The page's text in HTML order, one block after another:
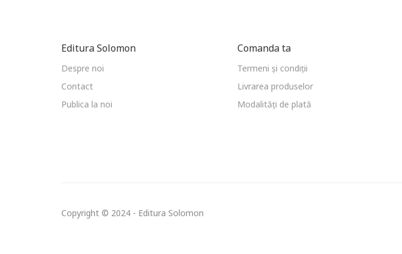
Editura Solomon
Despre noi
Contact
Publica la noi
Comanda ta
Termeni și condiții
Livrarea produselor
Modalități de plată
Copyright © 2024 - Editura Solomon